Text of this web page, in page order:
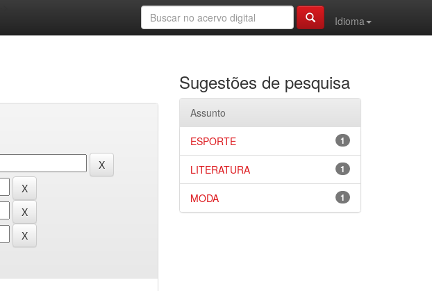
Idioma
Sugestões de pesquisa
Assunto
1
ESPORTE
1
LITERATURA
1
MODA